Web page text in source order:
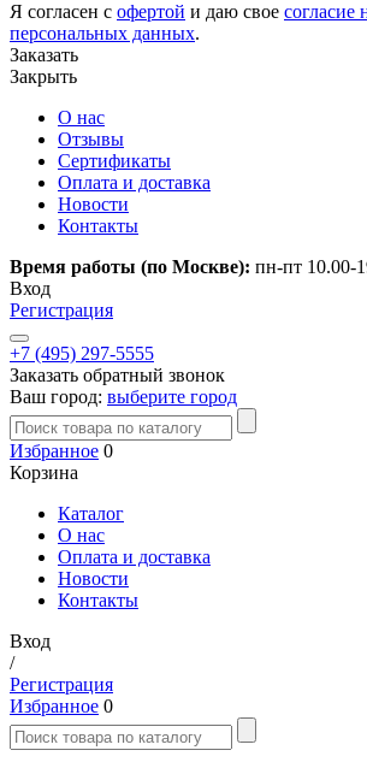
Я согласен с офертой и даю свое согласие
персональных данных.
Заказать
Закрыть
О нас
Отзывы
Сертификаты
Оплата и доставка
Новости
Контакты
Время работы (по Москве): пн-пт 10.00-
Вход
Регистрация
+7 (495) 297-5555
Заказать обратный звонок
Ваш город: выберите город
Избранное 0
Корзина
Каталог
О нас
Оплата и доставка
Новости
Контакты
Вход
/
Регистрация
Избранное 0